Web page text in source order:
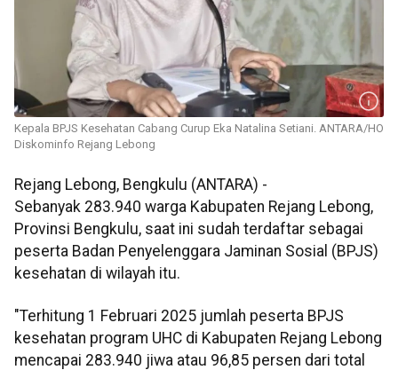
Kepala BPJS Kesehatan Cabang Curup Eka Natalina Setiani. ANTARA/HO
Diskominfo Rejang Lebong
Rejang Lebong, Bengkulu (ANTARA) -
Sebanyak 283.940 warga Kabupaten Rejang Lebong,
Provinsi Bengkulu, saat ini sudah terdaftar sebagai
peserta Badan Penyelenggara Jaminan Sosial (BPJS)
kesehatan di wilayah itu.
"Terhitung 1 Februari 2025 jumlah peserta BPJS
kesehatan program UHC di Kabupaten Rejang Lebong
mencapai 283.940 jiwa atau 96,85 persen dari total